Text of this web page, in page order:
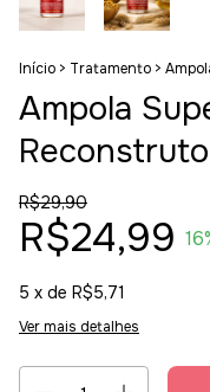
Início > Tratamento >
Ampola
R$29,90
R$24,99 16
5 x de R$5,71
Ver mais detalhes